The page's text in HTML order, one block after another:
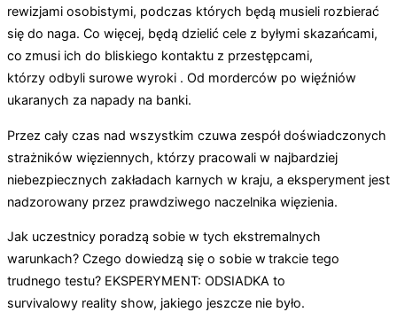
rewizjami osobistymi, podczas których będą musieli rozbierać
się do naga. Co więcej, będą dzielić cele z byłymi skazańcami,
co zmusi ich do bliskiego kontaktu z przestępcami,
którzy odbyli surowe wyroki . Od morderców po więźniów
ukaranych za napady na banki.
Przez cały czas nad wszystkim czuwa zespół doświadczonych
strażników więziennych, którzy pracowali w najbardziej
niebezpiecznych zakładach karnych w kraju, a eksperyment jest
nadzorowany przez prawdziwego naczelnika więzienia.
Jak uczestnicy poradzą sobie w tych ekstremalnych
warunkach? Czego dowiedzą się o sobie w trakcie tego
trudnego testu? EKSPERYMENT: ODSIADKA to
survivalowy reality show, jakiego jeszcze nie było.